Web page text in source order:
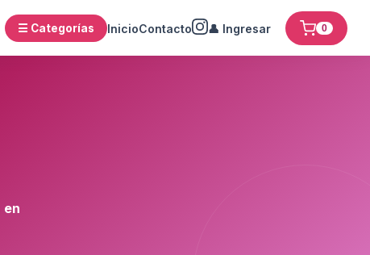
☰ Categorías InicioContacto 👤 Ingresar 0
en